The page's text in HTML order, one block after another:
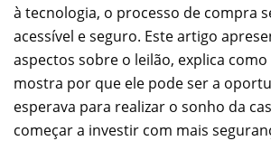
à tecnologia, o processo de compra
acessível e seguro. Este artigo
aspectos sobre o leilão, explica
mostra por que ele pode ser a
esperava para realizar o sonho da
começar a investir com mais